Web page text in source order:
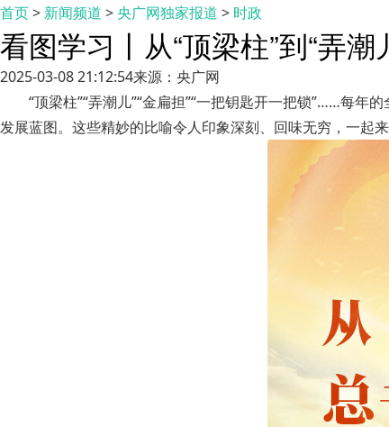
首页> 新闻频道 >央广网独家报道 > 时政
看图学习丨从“顶梁柱”到“弄
2025-03-08 21:12:54来源：央广网
“顶梁柱”“弄潮儿”“金扁担”“一把钥匙开一把锁”……每年
发展蓝图。这些精妙的比喻令人印象深刻、回味无穷，一起来